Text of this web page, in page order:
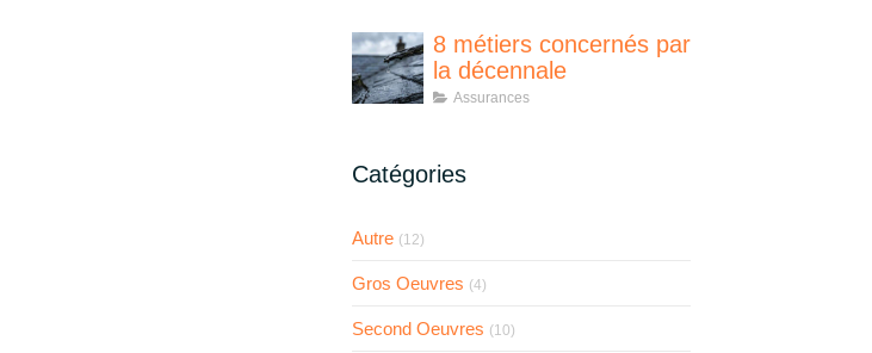
8 métiers concernés par
la décennale
Assurances
Catégories
Autre (12)
Gros Oeuvres (4)
Second Oeuvres (10)